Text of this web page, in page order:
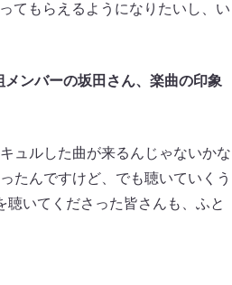
てもらえるようになりたいし、い
ンバーの坂田さん、楽曲の印象
ュルした曲が来るんじゃないかな
たんですけど、でも聴いていくう
いてくださった皆さんも、ふと